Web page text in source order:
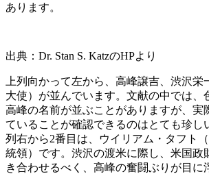
あります。
出典：Dr. Stan S. KatzのHPより
上列向かって左から、高峰譲吉、渋沢
大使）が並んでいます。文献の中では、
高峰の名前が並ぶことがありますが、実
ていることが確認できるのはとても珍し
列右から2番目は、ウイリアム・タフト
統領）です。渋沢の渡米に際し、米国政
き合わせるべく、高峰の奮闘ぶりが目に